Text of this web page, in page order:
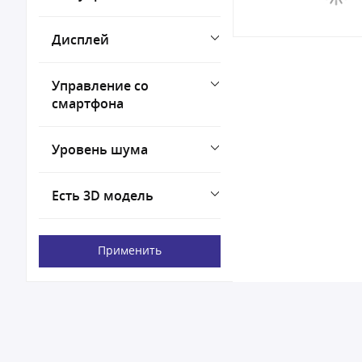
Дисплей
Управление со
смартфона
Уровень шума
Есть 3D модель
Применить